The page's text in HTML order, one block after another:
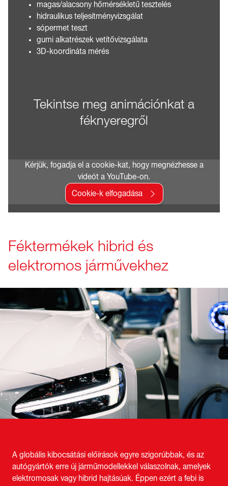
magas/alacsony hőmérsékletű tesztelés
hidraulikus teljesítményvizsgálat
sópermet teszt
gumi alkatrészek vetítővizsgálata
3D-koordináta mérés
Tekintse meg animációnkat a
féknyeregről
Kérjük, fogadja el a cookie-kat, hogy megnézhesse a
videót a YouTube-on.
Cookie-k elfogadása
Féktermékek hibrid és
elektromos járművekhez
A globális kibocsátási előírások egyre szigorúbbak, és az
autógyártók erre új járműmodellekkel válaszolnak, amelyek
elektromosak vagy hibrid hajtásúak. Éppen ezért a febi is